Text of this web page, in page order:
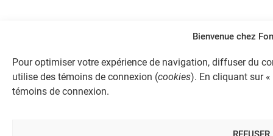
Bienvenue chez
Pour optimiser votre expérience de navigation, diffuser du
utilise des témoins de connexion (cookies). En cliquant sur «
témoins de connexion.
REFUSER